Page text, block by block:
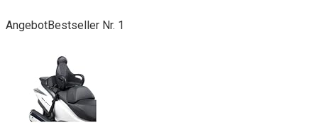
AngebotBestseller Nr. 1